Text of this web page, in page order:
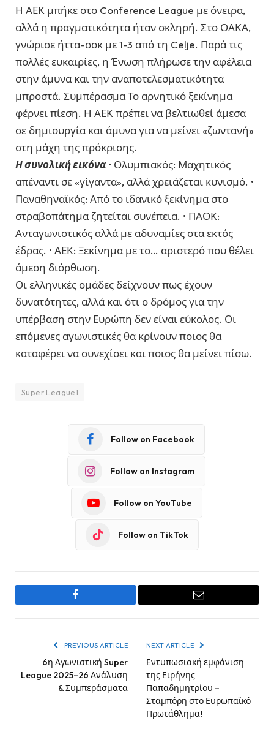
Η ΑΕΚ μπήκε στο Conference League με όνειρα,
αλλά η πραγματικότητα ήταν σκληρή. Στο ΟΑΚΑ,
γνώρισε ήττα-σοκ με 1-3 από τη Celje. Παρά τις
πολλές ευκαιρίες, η Ένωση πλήρωσε την αφέλεια
στην άμυνα και την αναποτελεσματικότητα
μπροστά. Συμπέρασμα Το αρνητικό ξεκίνημα
φέρνει πίεση. Η ΑΕΚ πρέπει να βελτιωθεί άμεσα
σε δημιουργία και άμυνα για να μείνει «ζωντανή»
στη μάχη της πρόκρισης.
Η συνολική εικόνα • Ολυμπιακός: Μαχητικός
απέναντι σε «γίγαντα», αλλά χρειάζεται κυνισμό. •
Παναθηναϊκός: Από το ιδανικό ξεκίνημα στο
στραβοπάτημα ζητείται συνέπεια. • ΠΑΟΚ:
Ανταγωνιστικός αλλά με αδυναμίες στα εκτός
έδρας. • ΑΕΚ: Ξεκίνημα με το… αριστερό που θέλει
άμεση διόρθωση.
Οι ελληνικές ομάδες δείχνουν πως έχουν
δυνατότητες, αλλά και ότι ο δρόμος για την
υπέρβαση στην Ευρώπη δεν είναι εύκολος. Οι
επόμενες αγωνιστικές θα κρίνουν ποιος θα
καταφέρει να συνεχίσει και ποιος θα μείνει πίσω.
Super League1
Follow on Facebook
Follow on Instagram
Follow on YouTube
Follow on TikTok
Facebook Email
PREVIOUS ARTICLE
6η Αγωνιστική Super
League 2025–26 Ανάλυση
& Συμπεράσματα
NEXT ARTICLE
Εντυπωσιακή εμφάνιση
της Ειρήνης
Παπαδημητρίου –
Σταμπόρη στο Ευρωπαϊκό
Πρωτάθλημα!